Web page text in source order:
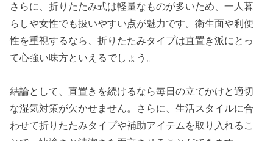
さらに、折りたたみ式は軽量なものが多いため、一人暮
らしや女性でも扱いやすい点が魅力です。衛生面や利便
性を重視するなら、折りたたみタイプは直置き派にとっ
て心強い味方といえるでしょう。
結論として、直置きを続けるなら毎日の立てかけと適切
な湿気対策が欠かせません。さらに、生活スタイルに合
わせて折りたたみタイプや補助アイテムを取り入れるこ